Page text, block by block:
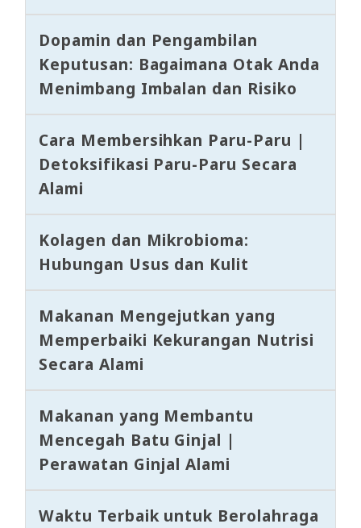
Dopamin dan Pengambilan
Keputusan: Bagaimana Otak Anda
Menimbang Imbalan dan Risiko
Cara Membersihkan Paru-Paru |
Detoksifikasi Paru-Paru Secara
Alami
Kolagen dan Mikrobioma:
Hubungan Usus dan Kulit
Makanan Mengejutkan yang
Memperbaiki Kekurangan Nutrisi
Secara Alami
Makanan yang Membantu
Mencegah Batu Ginjal |
Perawatan Ginjal Alami
Waktu Terbaik untuk Berolahraga